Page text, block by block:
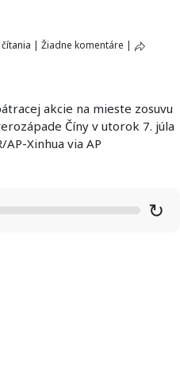
| Žiadne komentáre |
akcie na mieste zosuvu
Číny v utorok 7. júla
AP-Xinhua via AP
↻